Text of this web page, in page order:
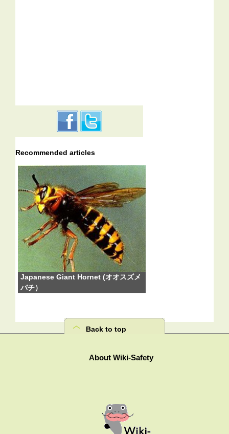
Recommended articles
Japanese Giant Hornet (オオスズメ
バチ）
Back to top
About Wiki-Safety